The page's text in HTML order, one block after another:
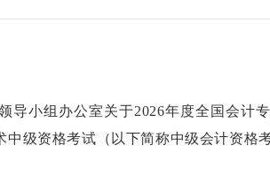
导小组办公室关于2026年度全国会计
中级资格考试（以下简称中级会计资格